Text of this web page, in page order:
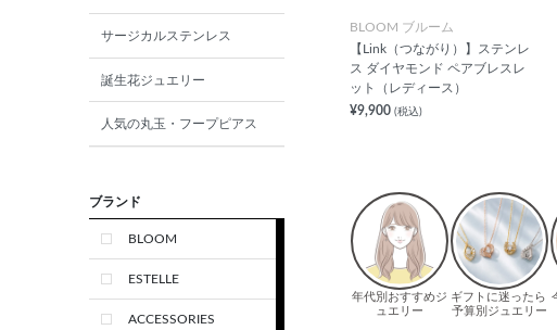
サージカルステンレス
誕生花ジュエリー
人気の丸玉・フープピアス
ブランド
BLOOM
ESTELLE
ACCESSORIES
BLOOM ブルーム
【Link（つながり）】ステンレ
ス ダイヤモンド ペアブレスレ
ット（レディース）
¥9,900 (税込)